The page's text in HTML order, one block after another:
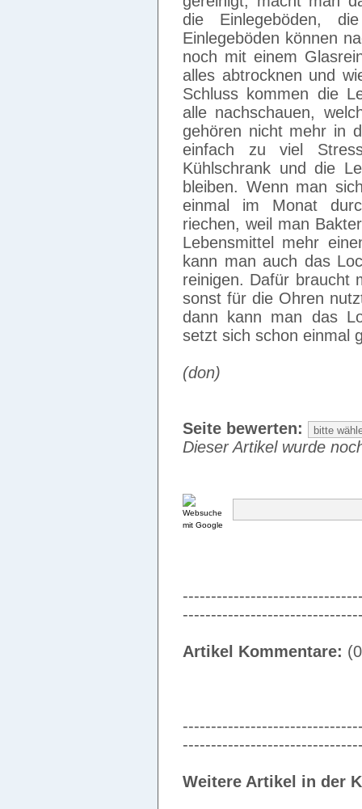
die Einlegeböden,
Einlegeböden können
noch mit einem
alles abtrocknen und
Schluss kommen die
alle nachschauen,
gehören nicht mehr in
einfach zu viel
Kühlschrank und die
bleiben. Wenn man
einmal im Monat
riechen, weil man
Lebensmittel mehr
kann man auch das
reinigen. Dafür braucht
sonst für die Ohren
dann kann man das
setzt sich schon einmal
(don)
Seite bewerten:
Dieser Artikel wurde
Artikel Kommentare:
Weitere Artikel in der